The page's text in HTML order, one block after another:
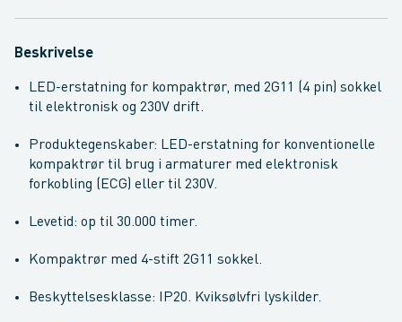
Beskrivelse
LED-erstatning for kompaktrør, med 2G11 (4 pin) sokkel
til elektronisk og 230V drift.
Produktegenskaber: LED-erstatning for konventionelle
kompaktrør til brug i armaturer med elektronisk
forkobling (ECG) eller til 230V.
Levetid: op til 30.000 timer.
Kompaktrør med 4-stift 2G11 sokkel.
Beskyttelsesklasse: IP20. Kviksølvfri lyskilder.